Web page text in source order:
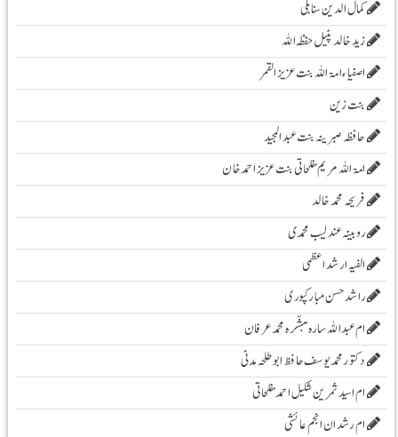
کمال الدین سنابلی
زیدخالد پٹیل حفظہ اللہ
اصفیاء امۃ اللہ بنت عزیز القمر
بنت زین
حافظہ صبرینہ بنت عبد المجید
امۃ اللہ مریم مفلحاتی بنت عزیز احمد خان
فریحہ محمد خالد
روبینہ عندلیب محمدی
الفیہ ارشد اعظمی
راشد حسن مبارکپوری
ام عبداللہ سارہ مبشّرہ محمد عرفان
دکتور محمد یوسف حافظ ابو طلحہ مدنی
ام اسید ثمرین شکیل احمد مفلحاتی
ام رشدان انجم عائشی